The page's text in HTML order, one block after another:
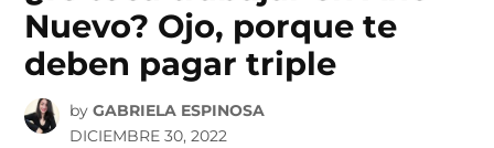
Nuevo? Ojo, porque te
deben pagar triple
by GABRIELA ESPINOSA
DICIEMBRE 30, 2022